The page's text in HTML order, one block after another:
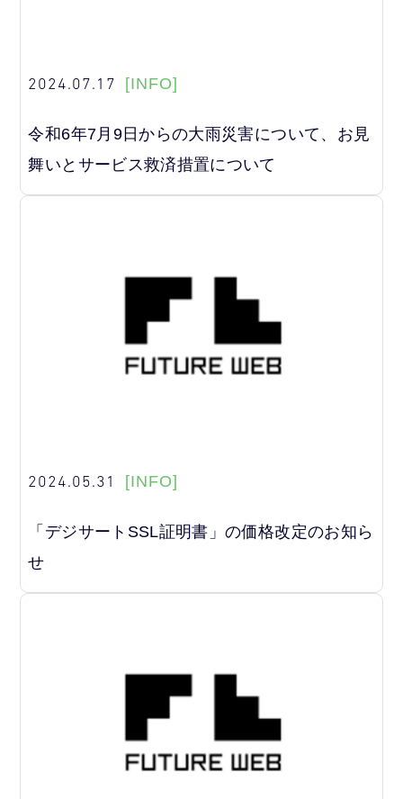
2024.07.17 [INFO]
令和6年7月9日からの大雨災害について、お見
舞いとサービス救済措置について
2024.05.31 [INFO]
「デジサートSSL証明書」の価格改定のお知ら
せ